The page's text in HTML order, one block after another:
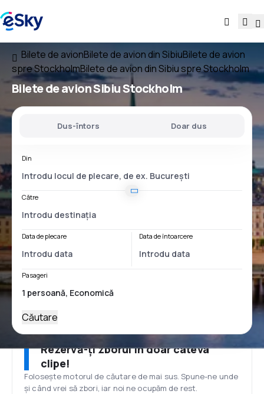
Bilete de avionBilete de avion din SibiuBilete de avion
spre StockholmBilete de avion din Sibiu spre Stockholm
Bilete de avionSibiu Stockholm
Dus-întors Doar dus
Din
Către
Data de plecare Data de întoarcere
Pasageri
Căutare
Rezervă-ți zborul în doar câteva
clipe!
Folosește motorul de căutare de mai sus. Spune-ne unde
și când vrei să zbori, iar noi ne ocupăm de rest.